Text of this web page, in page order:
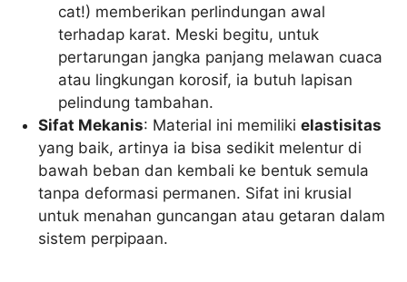
cat!) memberikan perlindungan awal
terhadap karat. Meski begitu, untuk
pertarungan jangka panjang melawan cuaca
atau lingkungan korosif, ia butuh lapisan
pelindung tambahan.
Sifat Mekanis: Material ini memilikielastisitas
yang baik, artinya ia bisa sedikit melentur di
bawah beban dan kembali ke bentuk semula
tanpa deformasi permanen. Sifat ini krusial
untuk menahan guncangan atau getaran dalam
sistem perpipaan.